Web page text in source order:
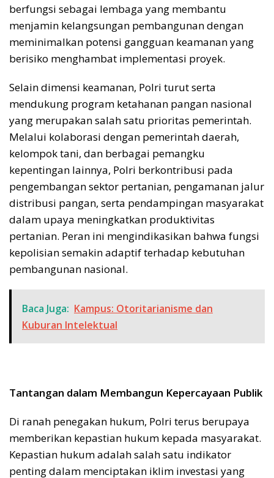
berfungsi sebagai lembaga yang membantu
menjamin kelangsungan pembangunan dengan
meminimalkan potensi gangguan keamanan yang
berisiko menghambat implementasi proyek.
Selain dimensi keamanan, Polri turut serta
mendukung program ketahanan pangan nasional
yang merupakan salah satu prioritas pemerintah.
Melalui kolaborasi dengan pemerintah daerah,
kelompok tani, dan berbagai pemangku
kepentingan lainnya, Polri berkontribusi pada
pengembangan sektor pertanian, pengamanan jalur
distribusi pangan, serta pendampingan masyarakat
dalam upaya meningkatkan produktivitas
pertanian. Peran ini mengindikasikan bahwa fungsi
kepolisian semakin adaptif terhadap kebutuhan
pembangunan nasional.
Baca Juga: Kampus: Otoritarianisme dan
Kuburan Intelektual
Tantangan dalam Membangun Kepercayaan Publik
Di ranah penegakan hukum, Polri terus berupaya
memberikan kepastian hukum kepada masyarakat.
Kepastian hukum adalah salah satu indikator
penting dalam menciptakan iklim investasi yang